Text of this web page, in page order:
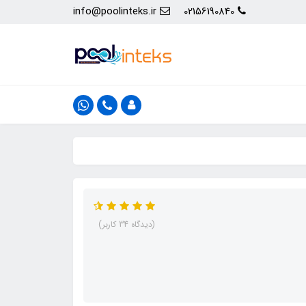
02156190840
info@poolinteks.ir
(دیدگاه 34 کاربر)